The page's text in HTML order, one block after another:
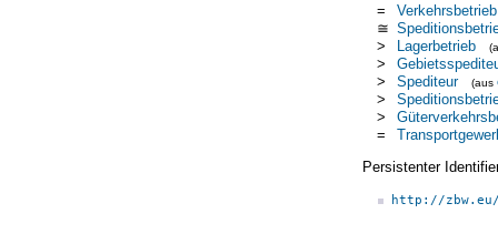
=
Verkehrsbetrieb
≅
>
Lagerbetrieb
>
>
Spediteur (aus
>
>
=
Persistenter
http://